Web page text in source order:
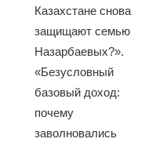
Казахстане снова
защищают семью
Назарбаевых?».
«Безусловный
базовый доход:
почему
заволновались